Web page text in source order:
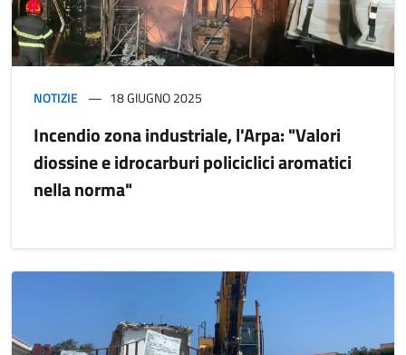
NOTIZIE 18 GIUGNO 2025
Incendio zona industriale, l'Arpa: "Valori
diossine e idrocarburi policiclici aromatici
nella norma"